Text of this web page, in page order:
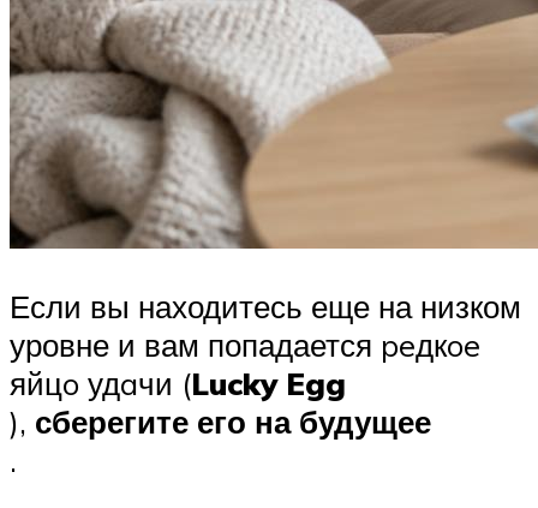
Если вы находитесь еще на низком
уровне и вам попадается peдкoe
яйцo удaчи (Lucky Egg
), сберегите его на будущее
.